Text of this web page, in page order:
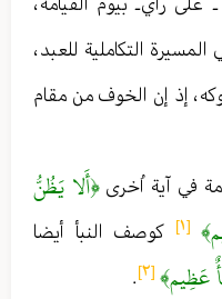
التكاملية للعبد ،
، إذ إن الخوف من مقام
في آية اُخرى﴿أَلا يَظُنُّ
[١]
كوصف النبأ أيضا
عَظِيم﴾ [٢] .